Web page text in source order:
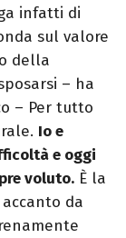
infatti di
sul valore
della
– ha
– Per tutto
Io e
e oggi
voluto. È la
da